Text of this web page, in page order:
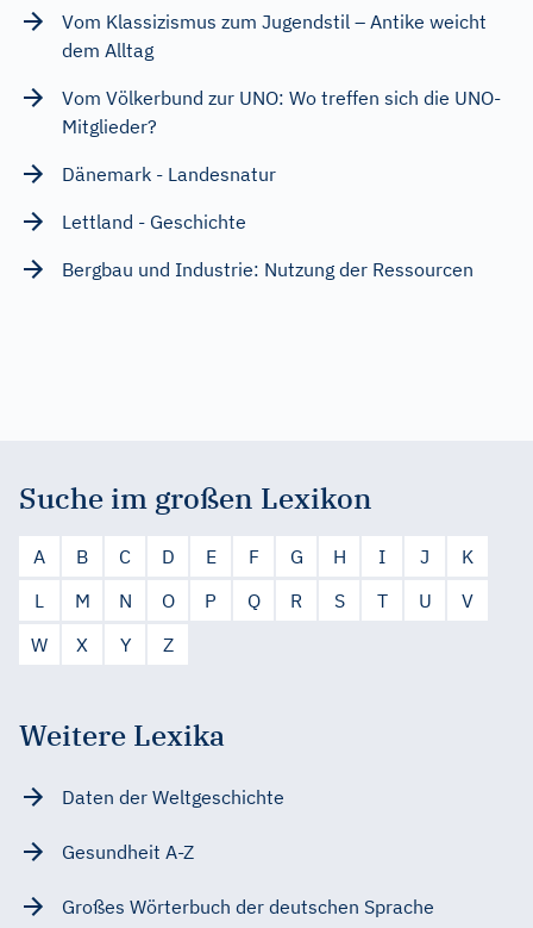
Vom Klassizismus zum Jugendstil – Antike weicht
dem Alltag
Vom Völkerbund zur UNO: Wo treffen sich die UNO-
Mitglieder?
Dänemark - Landesnatur
Lettland - Geschichte
Bergbau und Industrie: Nutzung der Ressourcen
Suche im großen Lexikon
A B C D E F G H I J
K
L
M N O P Q R S T U
V
W
X Y Z
Weitere Lexika
Daten der Weltgeschichte
Gesundheit A-Z
Großes Wörterbuch der deutschen Sprache